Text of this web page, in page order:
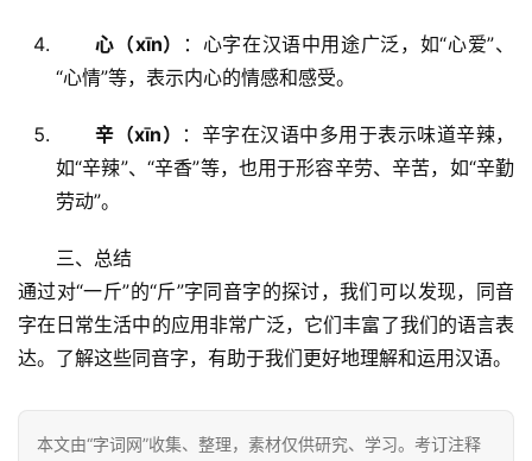
字
心（xīn）
：心字在汉语中用途广泛，如“心爱”、
“心情”等，表示内心的情感和感受。
辛（xīn）
：辛字在汉语中多用于表示味道辛辣，
如“辛辣”、“辛香”等，也用于形容辛劳、辛苦，如“辛勤
劳动”。
三、总结
通过对“一斤”的“斤”字同音字的探讨，我们可以发现，同音
字在日常生活中的应用非常广泛，它们丰富了我们的语言表
达。了解这些同音字，有助于我们更好地理解和运用汉语。
本文由“字词网”收集、整理，素材仅供研究、学习。考订注释